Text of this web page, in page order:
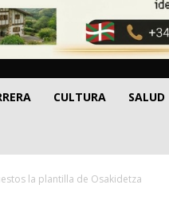
CULTURA SALUD
la plantilla de Osakidetza